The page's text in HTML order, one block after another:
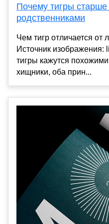
Почему тигры
родственниками
Чем тигр отличается от
Источник
тигры кажутся
хищники, оба прин...